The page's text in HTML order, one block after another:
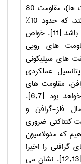
ها)، مقاومت 80
در هر اتصال را ایجاب می کند، که حدود 10%
[11]. خواص
های رویی
های سیلیکونی
عملکردی
مقاومت های
بود [6,7]
.
فلز-گرافن و
کنتاکتی ضروری
که مدولاسیون
گرافنی را اخیرا
[12,13]. نشان می